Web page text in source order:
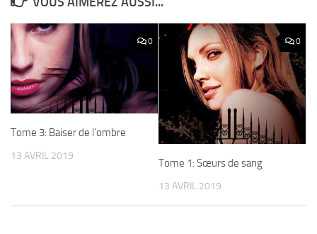
0
Tome 3: Baiser de l’ombre
13 AVRIL 2019
0
Tome 1: Sœurs de sang
13 AVRIL 2019